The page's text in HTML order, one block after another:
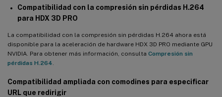
Compatibilidad con la compresión sin pérdidas H.264
para HDX 3D PRO
La compatibilidad con la compresión sin pérdidas H.264 ahora está
disponible para la aceleración de hardware HDX 3D PRO mediante GPU
NVIDIA. Para obtener más información, consulta Compresión sin
pérdidas H.264
Compatibilidad ampliada con comodines para especificar
URL que redirigir